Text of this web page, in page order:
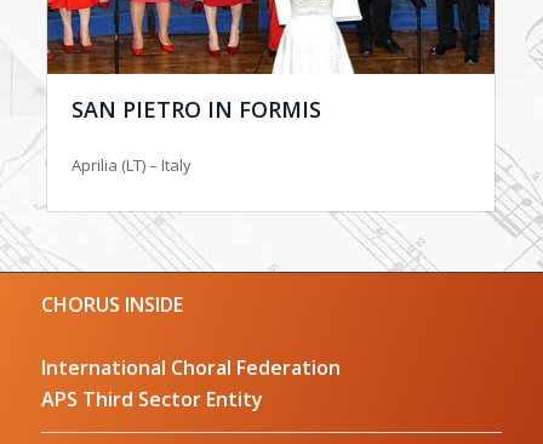
SAN PIETRO IN FORMIS
Aprilia (LT) – Italy
CHORUS INSIDE
International Choral Federation
APS Third Sector Entity